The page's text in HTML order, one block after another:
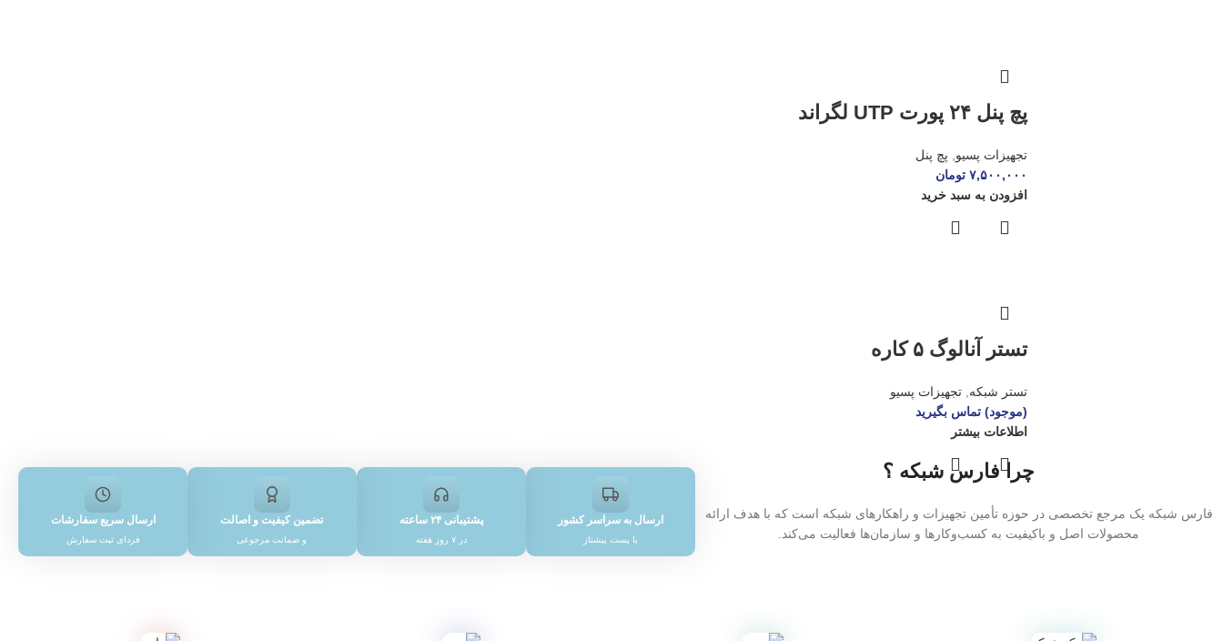
پچ پنل ۲۴ پورت UTP لگراند
تجهیزات پسیو, پچ پنل
۷,۵۰۰,۰۰۰ تومان
افزودن به سبد خرید
تستر آنالوگ ۵ کاره
تستر شبکه, تجهیزات پسیو
(موجود) تماس بگیرید
اطلاعات بیشتر
چرا فارس شبکه ؟
فارس شبکه یک مرجع تخصصی در حوزه تأمین تجهیزات و راهکارهای شبکه است که با هدف ارائه
محصولات اصل و باکیفیت به کسب‌وکارها و سازمان‌ها فعالیت می‌کند.
ارسال به سراسر کشور
با پست پیشتاز
پشتیبانی ۲۴ ساعته
در ۷ روز هفته
تضمین کیفیت و اصالت
و ضمانت مرجوعی
ارسال سریع سفارشات
فردای ثبت سفارش